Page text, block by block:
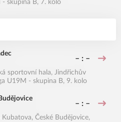
- skupina B, 7. kolo
– : –
sportovní hala, Jindřichův
U19M - skupina B, 9. kolo
– : –
Kubatova, České Budějovice,